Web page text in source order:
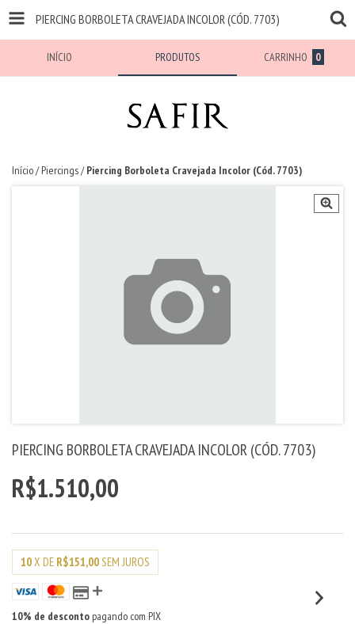
PIERCING BORBOLETA CRAVEJADA INCOLOR (CÓD. 7703)
INÍCIO PRODUTOS CARRINHO 0
Início/ Piercings/ Piercing Borboleta Cravejada Incolor (Cód. 7703)
PIERCING BORBOLETA CRAVEJADA INCOLOR (CÓD. 7703)
R$1.510,00
10X DE R$151,00SEM JUROS
10% de desconto pagando com PIX